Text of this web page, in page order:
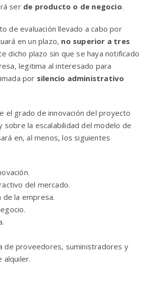
ser de producto o de negocio.
de evaluación llevado a cabo por
en un plazo, no superior a tres
dicho plazo sin que se haya notificado
legitima al interesado para
por silencio administrativo
el grado de innovación del proyecto
sobre la escalabilidad del modelo de
en, al menos, los siguientes
del mercado.
de la empresa.
de proveedores, suministradores y
alquiler.